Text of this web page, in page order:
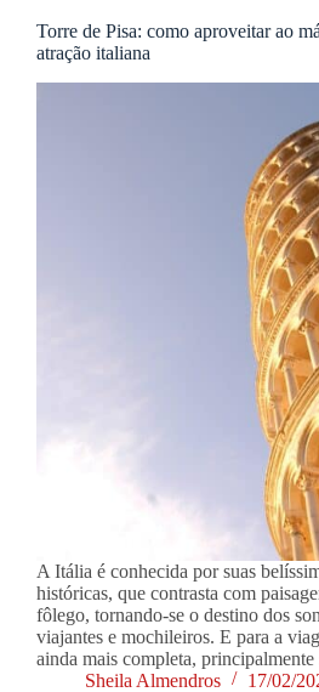
Torre de Pisa: como aproveitar ao
atração italiana
A Itália é conhecida por suas
históricas, que contrasta com
fôlego, tornando-se o destino dos
viajantes e mochileiros. E para a
ainda mais completa,
Sheila Almendros
17/02/